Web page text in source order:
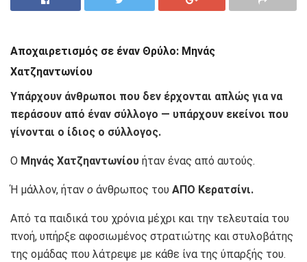
Αποχαιρετισμός σε έναν Θρύλο: Μηνάς
Χατζηαντωνίου
Υπάρχουν άνθρωποι που δεν έρχονται απλώς για να
περάσουν από έναν σύλλογο — υπάρχουν εκείνοι που
γίνονται ο ίδιος ο σύλλογος.
Ο Μηνάς Χατζηαντωνίου ήταν ένας από αυτούς.
Ή μάλλον, ήταν ο άνθρωπος του ΑΠΟ Κερατσίνι.
Από τα παιδικά του χρόνια μέχρι και την τελευταία του
πνοή, υπήρξε αφοσιωμένος στρατιώτης και στυλοβάτης
της ομάδας που λάτρεψε με κάθε ίνα της ύπαρξής του.